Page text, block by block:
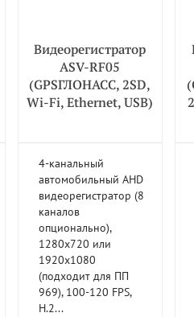
Видеорегистратор
ASV-RF05
(GPSГЛОНАСС, 2SD,
Wi-Fi, Ethernet, USB)
4-канальный
автомобильный AHD
видеорегистратор (8
каналов
опционально),
1280х720 или
1920x1080
(подходит для ПП
969), 100-120 FPS,
H.2...